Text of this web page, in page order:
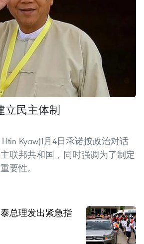
立民主体制
Kyaw)1月4日承诺按政治对话
联邦共和国，同时强调为了制定
要性。
总理发出紧急指